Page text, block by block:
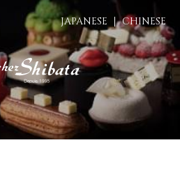
JAPANESE CHINESE